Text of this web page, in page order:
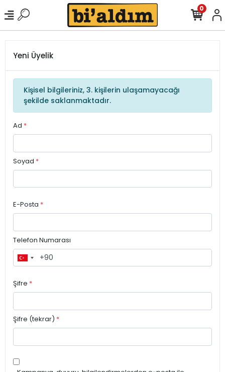
0
Yeni Üyelik
Kişisel bilgileriniz, 3. kişilerin ulaşamayacağı
şekilde saklanmaktadır.
Ad *
Soyad *
E-Posta *
Telefon Numarası
Şifre *
Şifre (tekrar) *